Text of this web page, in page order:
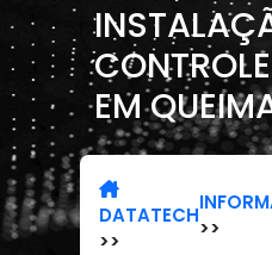
EM
DATATECH
>>
>>